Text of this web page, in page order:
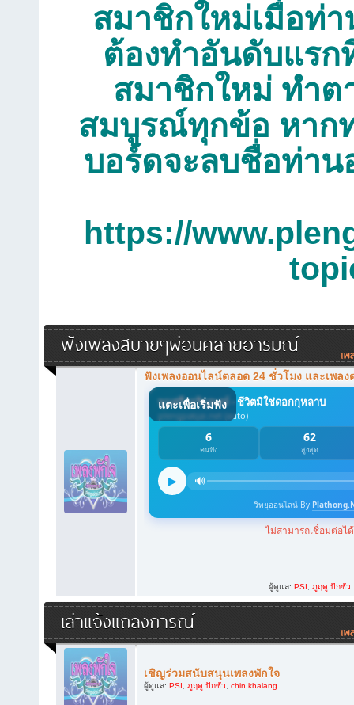
สมาชิกใหม่เมื่อท่
ต้องทำอันดับแรก
สมาชิกใหม่ ทำ
สมบูรณ์ทุกข้อ หาก
บอร์ดจะลบชื่อท่า
https://
ฟังเพลงสบายๆผ่อนคลายอารมณ์
ฟังเพลงออนไลน์ตลอด 24 ชั่วโมง และเพล
ผู้ดูแล: PSI, ภูฤดู ปักซัว
เล่าแจ้งแถลงการณ์
เชิญร่วมสนับสนุนเพลงพักใจ
ผู้ดูแล: PSI, ภูฤดู ปักซัว, chin khalang